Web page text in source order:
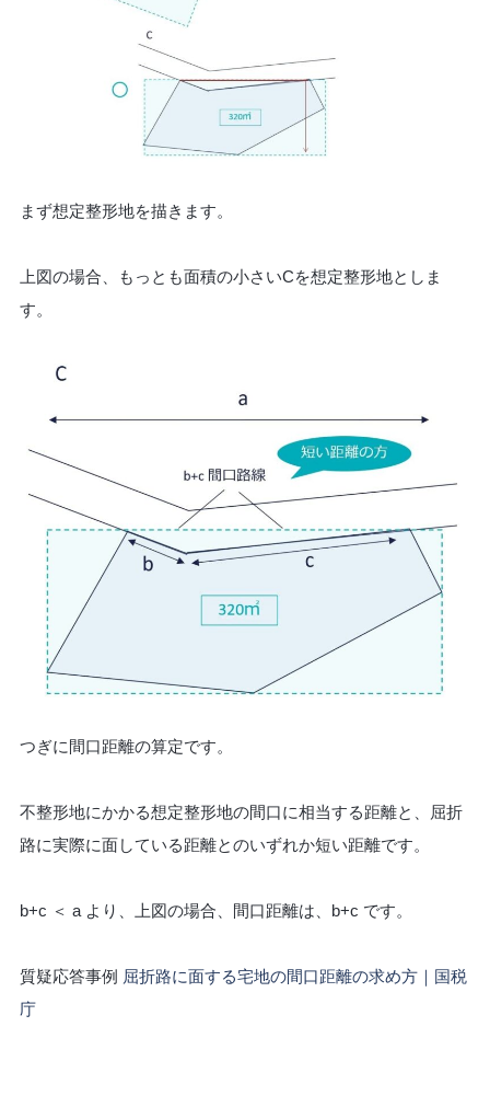
まず想定整形地を描きます。
上図の場合、もっとも面積の小さいCを想定整形地としま
す。
つぎに間口距離の算定です。
不整形地にかかる想定整形地の間口に相当する距離と、屈折
路に実際に面している距離とのいずれか短い距離です。
b+c ＜ a より、上図の場合、間口距離は、b+c です。
質疑応答事例 屈折路に面する宅地の間口距離の求め方｜国税
庁